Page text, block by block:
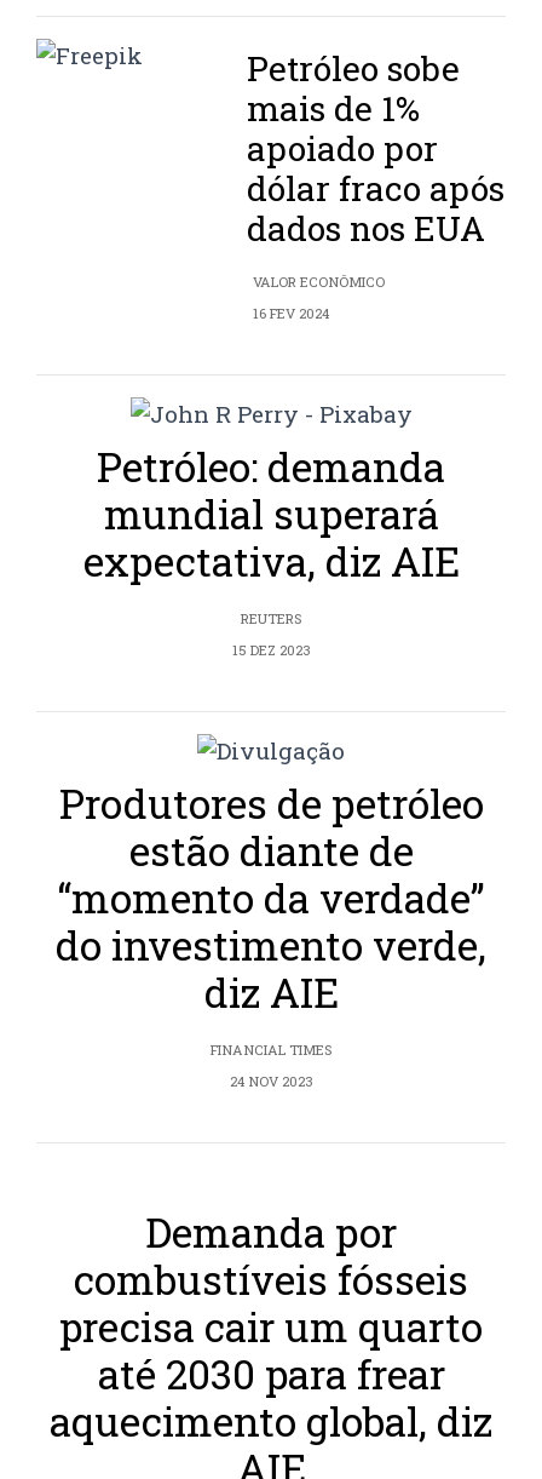
Petróleo sobe
mais de 1%
apoiado por
dólar fraco após
dados nos EUA
VALOR ECONÔMICO
16 FEV 2024
Petróleo: demanda
mundial superará
expectativa, diz AIE
REUTERS
15 DEZ 2023
Produtores de petróleo
estão diante de
“momento da verdade”
do investimento verde,
diz AIE
FINANCIAL TIMES
24 NOV 2023
Demanda por
combustíveis fósseis
precisa cair um quarto
até 2030 para frear
aquecimento global, diz
AIE